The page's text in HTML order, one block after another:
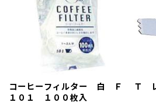
コーヒーフィルター 白 Ｆ
１０１ １００枚入
Ｔ